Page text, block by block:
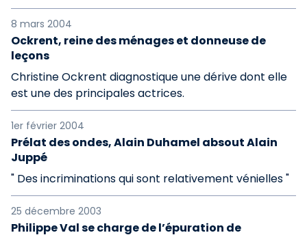
8 mars 2004
Ockrent, reine des ménages et donneuse de
leçons
Christine Ockrent diagnostique une dérive dont elle
est une des principales actrices.
1er février 2004
Prélat des ondes, Alain Duhamel absout Alain
Juppé
" Des incriminations qui sont relativement vénielles "
25 décembre 2003
Philippe Val se charge de l’épuration de